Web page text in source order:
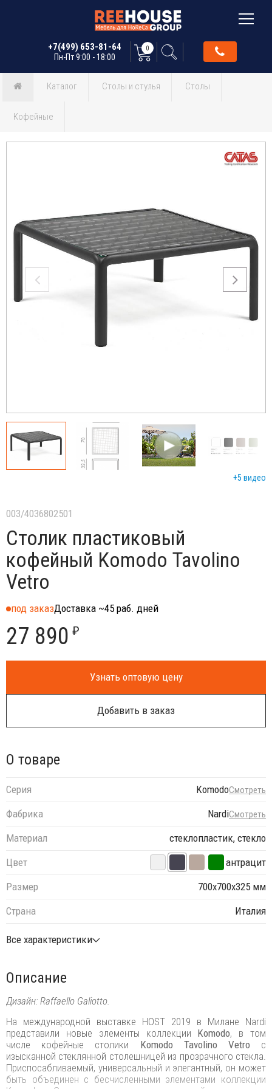
+7(499) 653-81-64
Пн-Пт 9:00 - 18:00
0
Каталог Столы и стулья Столы
Кофейные
+5 видео
003/4036802501
Столик пластиковый
кофейный Komodo Tavolino
Vetro
под заказДоставка ~45 раб. дней
27 890 ₽
Узнать оптовую цену
Добавить в заказ
О товаре
Серия KomodoСмотреть
Фабрика NardiСмотреть
Материал
стеклопластик, стекло
Цвет
антрацит
Размер
700х700х325 мм
Страна
Италия
Все характеристики
Описание
Дизайн: Raffaello Galiotto.
На международной выставке HOST 2019 в Милане Nardi
представили новые элементы коллекции Komodo, в том
числе кофейные столики Komodo Tavolino Vetro с
изысканной стеклянной столешницей из прозрачного стекла.
Приспосабливаемый, универсальный и элегантный, он может
быть объединен с бесчисленными элементами коллекции